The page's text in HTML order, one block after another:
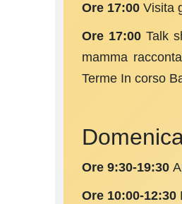
Ore 17:00Visita
Ore 17:00Talk
mamma
Terme In corso
Ore 9:30-19:30
Ore 10:00-12:30